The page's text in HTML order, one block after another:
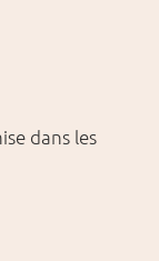
dans les